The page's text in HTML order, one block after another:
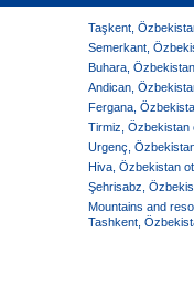
Taşkent,
Semerkant,
Buhara,
Andican,
Fergana,
Tirmiz, Özbekistan
Urgenç,
Hiva, Özbekistan
Şehrisabz,
Mountains and
Tashkent,